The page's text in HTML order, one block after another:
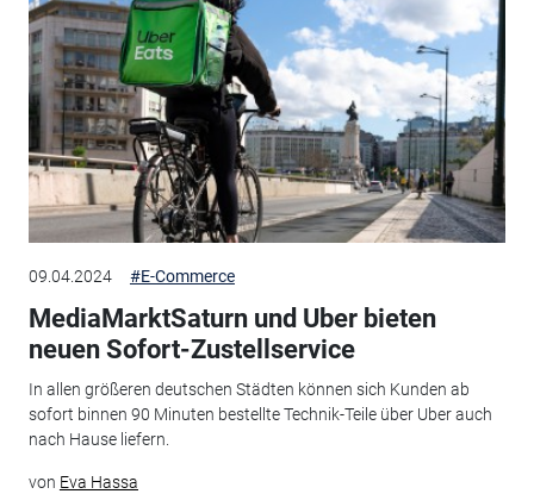
09.04.2024 #E-Commerce
MediaMarktSaturn und Uber bieten
neuen Sofort-Zustellservice
In allen größeren deutschen Städten können sich Kunden ab
sofort binnen 90 Minuten bestellte Technik-Teile über Uber auch
nach Hause liefern.
von Eva Hassa